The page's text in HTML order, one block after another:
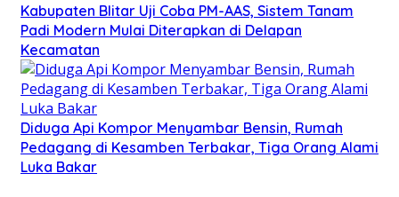
Kabupaten Blitar Uji Coba PM-AAS, Sistem Tanam
Padi Modern Mulai Diterapkan di Delapan
Kecamatan
Diduga Api Kompor Menyambar Bensin, Rumah
Pedagang di Kesamben Terbakar, Tiga Orang Alami
Luka Bakar